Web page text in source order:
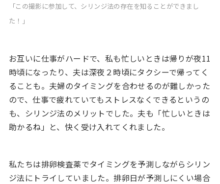
「この撮影に参加して、シリンジ法の存在を知ることができまし
た！」
お互いに仕事がハードで、私も忙しいときは帰りが夜11
時頃になったり、夫は深夜２時頃にタクシーで帰ってく
ることも。夫婦のタイミングを合わせるのが難しかった
ので、仕事で疲れていてもストレスなくできるというの
も、シリンジ法のメリットでした。夫も「忙しいときは
助かるね」と、快く受け入れてくれました。
私たちは排卵検査薬でタイミングを予測しながらシリン
ジ法にトライしていました。排卵日が予測しにくい場合